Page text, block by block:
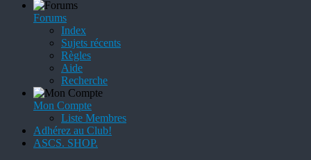
Forums
Index
Sujets récents
Règles
Aide
Recherche
Mon Compte
Liste Membres
Adhérez au Club!
ASCS. SHOP.